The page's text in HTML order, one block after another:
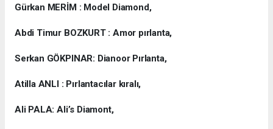
Gürkan MERİM : Model Diamond,
Abdi Timur BOZKURT : Amor pırlanta,
Serkan GÖKPINAR: Dianoor Pırlanta,
Atilla ANLI : Pırlantacılar kıralı,
Ali PALA: Ali’s Diamont,